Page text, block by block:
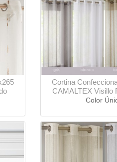
Cortina
CAMALTEX Visillo
Color